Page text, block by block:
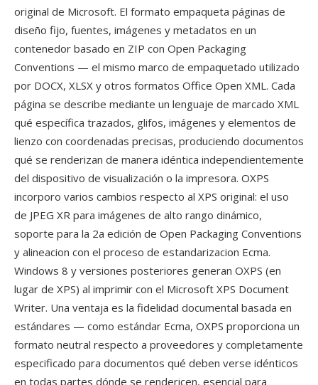
original de Microsoft. El formato empaqueta páginas de
diseño fijo, fuentes, imágenes y metadatos en un
contenedor basado en ZIP con Open Packaging
Conventions — el mismo marco de empaquetado utilizado
por DOCX, XLSX y otros formatos Office Open XML. Cada
página se describe mediante un lenguaje de marcado XML
qué específica trazados, glifos, imágenes y elementos de
lienzo con coordenadas precisas, produciendo documentos
qué se renderizan de manera idéntica independientemente
del dispositivo de visualización o la impresora. OXPS
incorporo varios cambios respecto al XPS original: el uso
de JPEG XR para imágenes de alto rango dinámico,
soporte para la 2a edición de Open Packaging Conventions
y alineacion con el proceso de estandarizacion Ecma.
Windows 8 y versiones posteriores generan OXPS (en
lugar de XPS) al imprimir con el Microsoft XPS Document
Writer. Una ventaja es la fidelidad documental basada en
estándares — como estándar Ecma, OXPS proporciona un
formato neutral respecto a proveedores y completamente
especificado para documentos qué deben verse idénticos
en todas partes dónde se rendericen, esencial para